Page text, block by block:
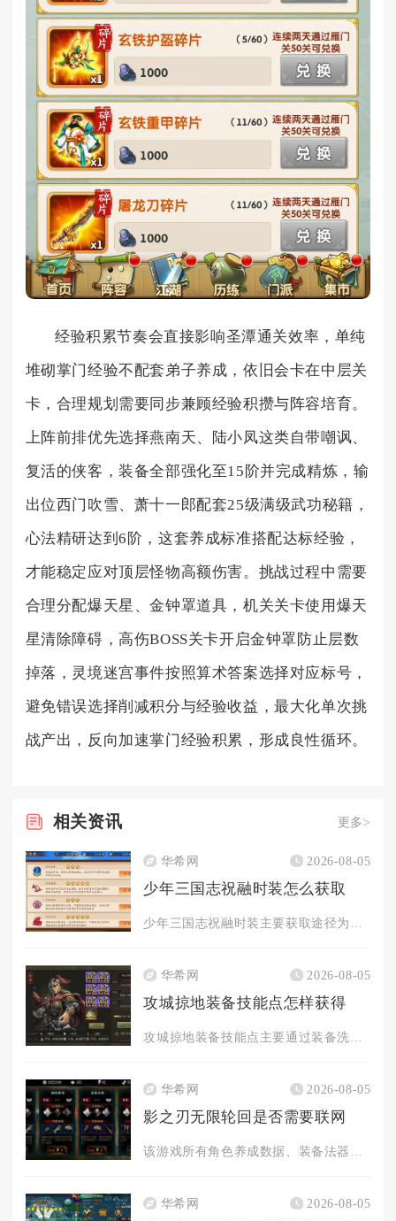
经验积累节奏会直接影响圣潭通关效率，单纯
堆砌掌门经验不配套弟子养成，依旧会卡在中层关
卡，合理规划需要同步兼顾经验积攒与阵容培育。
上阵前排优先选择燕南天、陆小凤这类自带嘲讽、
复活的侠客，装备全部强化至15阶并完成精炼，输
出位西门吹雪、萧十一郎配套25级满级武功秘籍，
心法精研达到6阶，这套养成标准搭配达标经验，
才能稳定应对顶层怪物高额伤害。挑战过程中需要
合理分配爆天星、金钟罩道具，机关关卡使用爆天
星清除障碍，高伤BOSS关卡开启金钟罩防止层数
掉落，灵境迷宫事件按照算术答案选择对应标号，
避免错误选择削减积分与经验收益，最大化单次挑
战产出，反向加速掌门经验积累，形成良性循环。
相关资讯 更多>
华希网 2026-08-05
少年三国志祝融时装怎么获取
华希网 2026-08-05
攻城掠地装备技能点怎样获得
华希网 2026-08-05
影之刃无限轮回是否需要联网
华希网 2026-08-05